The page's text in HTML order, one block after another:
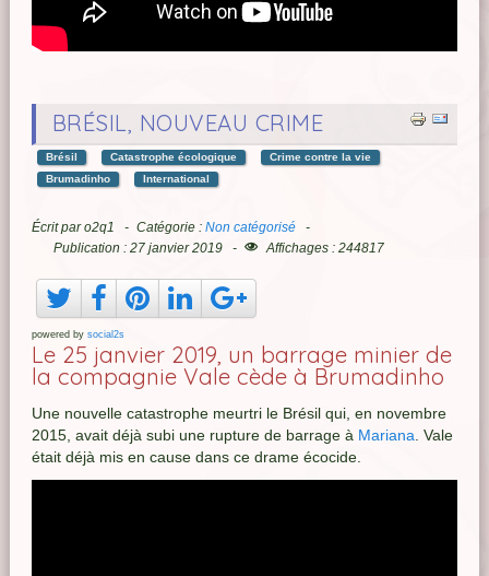
BRÉSIL, NOUVEAU CRIME
Brésil Catastrophe écologique
Crime contre la vie
Brumadinho
International
Écrit paro2q1 Catégorie : Non catégorisé
Publication : 27 janvier 2019
Affichages : 244817
powered by social2s
Le 25 janvier 2019, un barrage minier de
la compagnie Vale cède à Brumadinho
Une nouvelle catastrophe meurtri le Brésil qui, en novembre
2015, avait déjà subi une rupture de barrage à Mariana . Vale
était déjà mis en cause dans ce drame écocide.